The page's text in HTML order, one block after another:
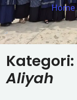
Home
Kategori:
Aliyah